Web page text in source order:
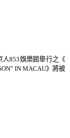
人853娛樂館舉行之《
” IN MACAU》將被